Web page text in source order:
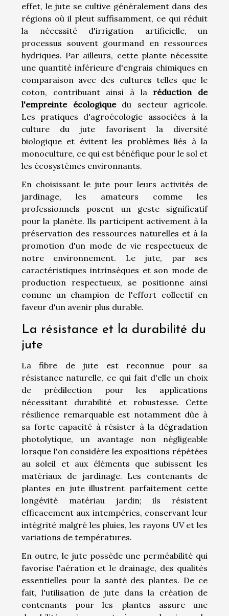
effet, le jute se cultive généralement dans des
régions où il pleut suffisamment, ce qui réduit
la nécessité d'irrigation artificielle, un
processus souvent gourmand en ressources
hydriques. Par ailleurs, cette plante nécessite
une quantité inférieure d'engrais chimiques en
comparaison avec des cultures telles que le
coton, contribuant ainsi à la réduction de
l'empreinte écologiquedu secteur agricole.
Les pratiques d'agroécologie associées à la
culture du jute favorisent la diversité
biologique et évitent les problèmes liés à la
monoculture, ce qui est bénéfique pour le sol et
les écosystèmes environnants.
En choisissant le jute pour leurs activités de
jardinage, les amateurs comme les
professionnels posent un geste significatif
pour la planète. Ils participent activement à la
préservation des ressources naturelles et à la
promotion d'un mode de vie respectueux de
notre environnement. Le jute, par ses
caractéristiques intrinsèques et son mode de
production respectueux, se positionne ainsi
comme un champion de l'effort collectif en
faveur d'un avenir plus durable.
La résistance et la durabilité du
jute
La fibre de jute est reconnue pour sa
résistance naturelle, ce qui fait d'elle un choix
de prédilection pour les applications
nécessitant durabilité et robustesse. Cette
résilience remarquable est notamment dûe à
sa forte capacité à résister à la dégradation
photolytique, un avantage non négligeable
lorsque l'on considère les expositions répétées
au soleil et aux éléments que subissent les
matériaux de jardinage. Les contenants de
plantes en jute illustrent parfaitement cette
longévité matériau jardin; ils résistent
efficacement aux intempéries, conservant leur
intégrité malgré les pluies, les rayons UV et les
variations de températures.
En outre, le jute possède une perméabilité qui
favorise l'aération et le drainage, des qualités
essentielles pour la santé des plantes. De ce
fait, l'utilisation de jute dans la création de
contenants pour les plantes assure une